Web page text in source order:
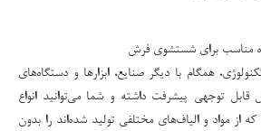
مناسب برای شستشوی فرش
همگام با دیگر صنایع، ابزارها و دستگاه‌های
توجهی پیشرفت داشته و شما می‌توانید انواع
از مواد و الیاف‌های مختلفی تولید شده‌اند را بدون